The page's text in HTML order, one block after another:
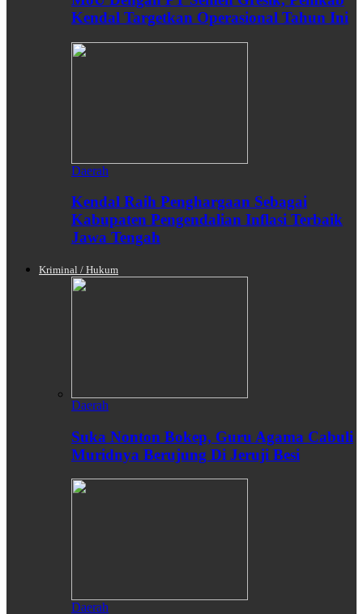
Kendal Targetkan Operasional Tahun Ini
Daerah
Kendal Raih Penghargaan Sebagai
Kabupaten Pengendalian Inflasi Terbaik
Jawa Tengah
Kriminal / Hukum
Daerah
Suka Nonton Bokep, Guru Agama Cabuli
Muridnya Berujung Di Jeruji Besi
Daerah